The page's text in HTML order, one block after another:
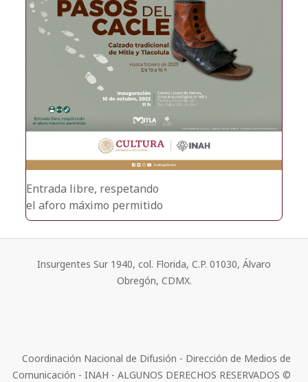
Entrada libre, respetando
el aforo máximo permitido
Insurgentes Sur 1940, col. Florida, C.P. 01030, Álvaro
Obregón, CDMX.
Coordinación Nacional de Difusión - Dirección de Medios de
Comunicación - INAH - ALGUNOS DERECHOS RESERVADOS ©